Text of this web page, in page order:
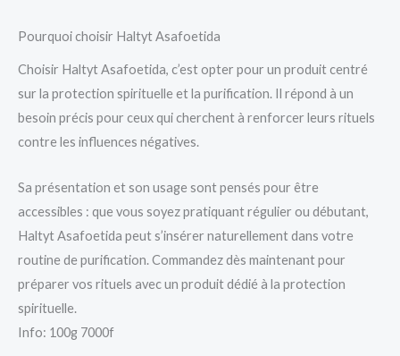
Pourquoi choisir Haltyt Asafoetida
Choisir Haltyt Asafoetida, c’est opter pour un produit centré
sur la protection spirituelle et la purification. Il répond à un
besoin précis pour ceux qui cherchent à renforcer leurs rituels
contre les influences négatives.
Sa présentation et son usage sont pensés pour être
accessibles : que vous soyez pratiquant régulier ou débutant,
Haltyt Asafoetida peut s’insérer naturellement dans votre
routine de purification. Commandez dès maintenant pour
préparer vos rituels avec un produit dédié à la protection
spirituelle.
Info: 100g 7000f